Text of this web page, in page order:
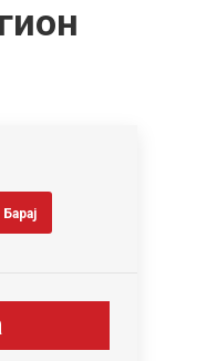
Барај